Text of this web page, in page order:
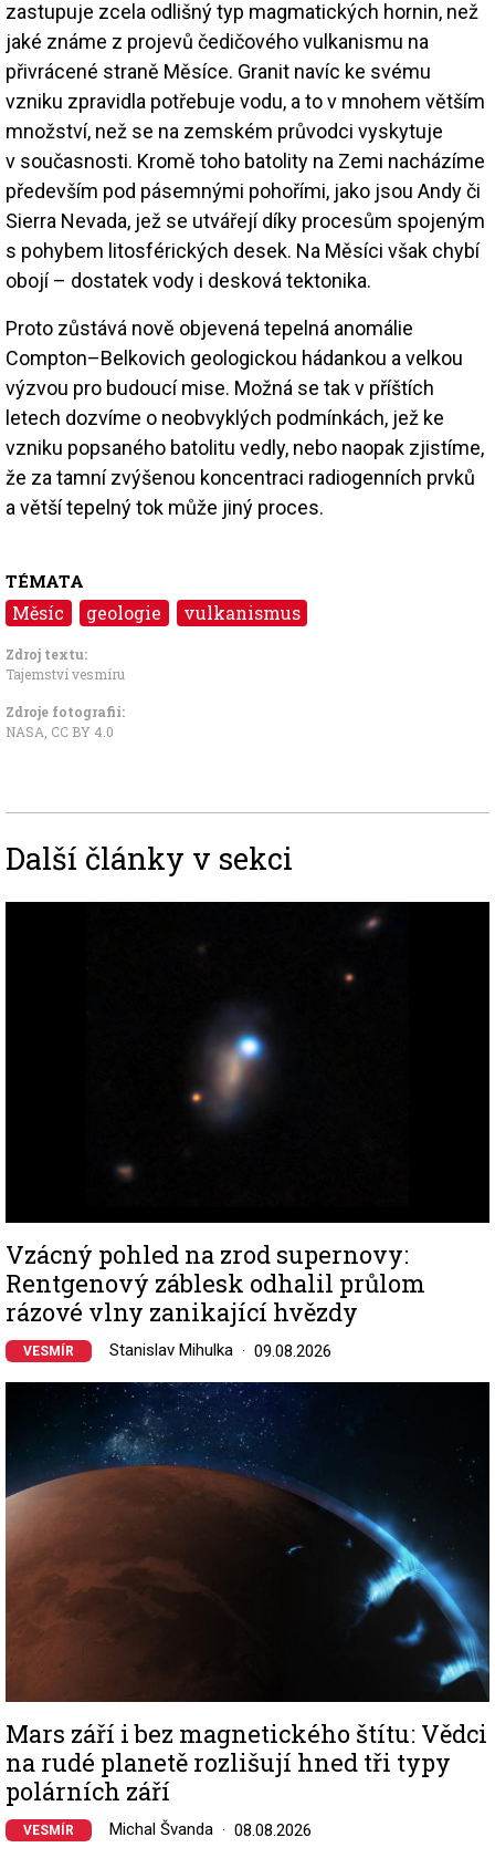
zastupuje zcela odlišný typ magmatických hornin, než
jaké známe z projevů čedičového vulkanismu na
přivrácené straně Měsíce. Granit navíc ke svému
vzniku zpravidla potřebuje vodu, a to v mnohem větším
množství, než se na zemském průvodci vyskytuje
v současnosti. Kromě toho batolity na Zemi nacházíme
především pod pásemnými pohořími, jako jsou Andy či
Sierra Nevada, jež se utvářejí díky procesům spojeným
s pohybem litosférických desek. Na Měsíci však chybí
obojí – dostatek vody i desková tektonika.
Proto zůstává nově objevená tepelná anomálie
Compton–Belkovich geologickou hádankou a velkou
výzvou pro budoucí mise. Možná se tak v příštích
letech dozvíme o neobvyklých podmínkách, jež ke
vzniku popsaného batolitu vedly, nebo naopak zjistíme,
že za tamní zvýšenou koncentraci radiogenních prvků
a větší tepelný tok může jiný proces.
TÉMATA
Měsíc geologie vulkanismus
Zdroj textu:
Tajemství vesmíru
Zdroje fotografii:
NASA CC BY 4.0
Další články v sekci
Vzácný pohled na zrod supernovy:
Rentgenový záblesk odhalil průlom
rázové vlny zanikající hvězdy
VESMÍR Stanislav Mihulka 09.08.2026
Image
Mars září i bez magnetického štítu: Vědci
na rudé planetě rozlišují hned tři typy
polárních září
VESMÍR Michal Švanda 08.08.2026